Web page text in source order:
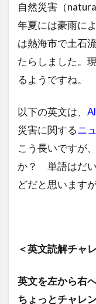
自然災害（
年夏には豪雨に
は熱海市で土石
たらしました。
るようですね。
以下の英文は、
災害に関するニ
こう長いですが
か？ 単語はだ
どだと思いますが
＜英文読解チャ
英文を左から右
ちょっとチャレ